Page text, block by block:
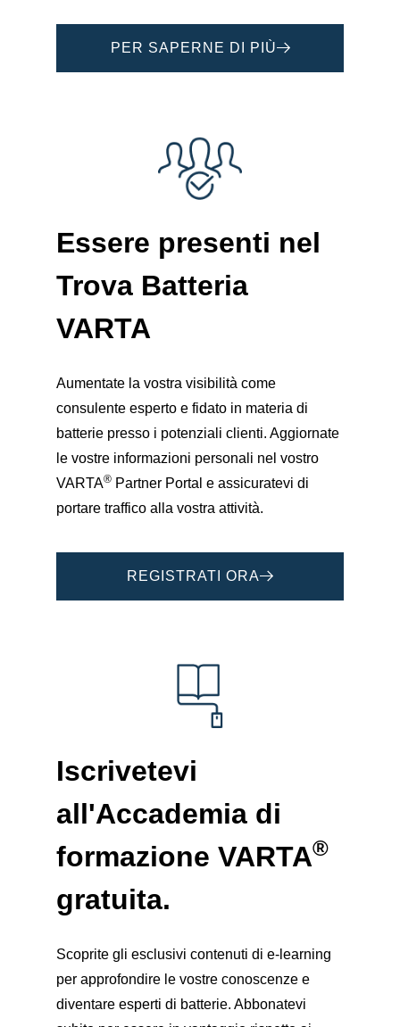
PER SAPERNE DI PIÙ
Essere presenti nel
Trova Batteria
VARTA
Aumentate la vostra visibilità come
consulente esperto e fidato in materia di
batterie presso i potenziali clienti. Aggiornate
le vostre informazioni personali nel vostro
VARTA® Partner Portal e assicuratevi di
portare traffico alla vostra attività.
REGISTRATI ORA
Iscrivetevi
all'Accademia di
formazione VARTA®
gratuita.
Scoprite gli esclusivi contenuti di e-learning
per approfondire le vostre conoscenze e
diventare esperti di batterie. Abbonatevi